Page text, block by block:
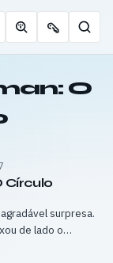
Descobrir
IA
Ofertas
O
Círculo
surpresa.
de lado o
sério dos